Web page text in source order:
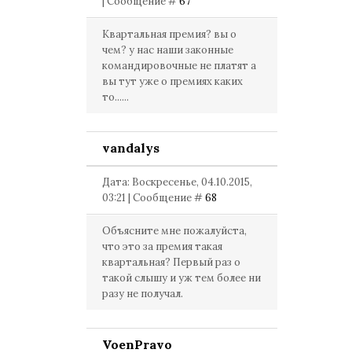
Квартальная премия? вы о
чем? у нас наши законные
командировочные не платят а
вы тут уже о премиях каких
то......
vandalys
Дата: Воскресенье, 04.10.2015,
03:21 | Сообщение #68
Объясните мне пожалуйста,
что это за премия такая
квартальная? Первый раз о
такой слышу и уж тем более ни
разу не получал.
VoenPravo